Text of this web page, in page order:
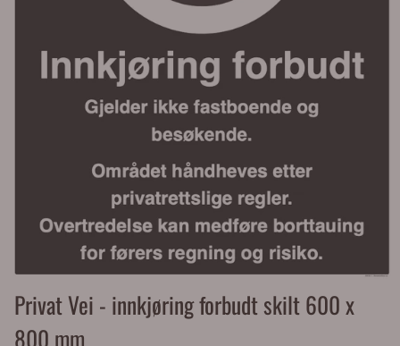
Privat Vei - innkjøring forbudt skilt 600 x
800 mm